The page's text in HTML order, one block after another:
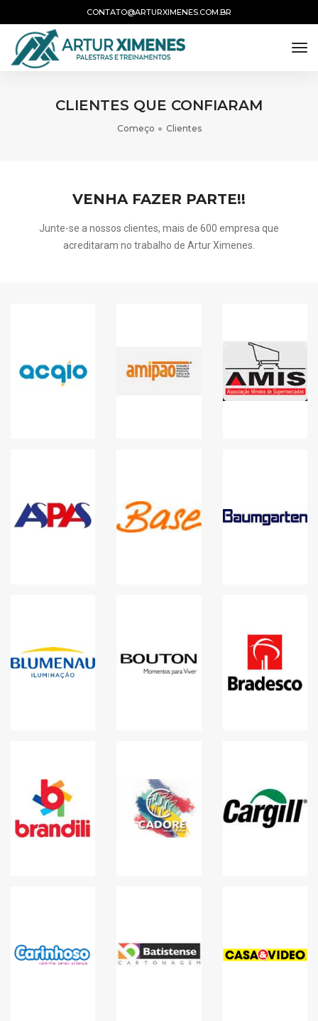
CONTATO@ARTURXIMENES.COM.BR
CLIENTES QUE CONFIARAM
Começo Clientes
VENHA FAZER PARTE!!
Junte-se a nossos clientes, mais de 600 empresa que
acreditaram no trabalho de Artur Ximenes.